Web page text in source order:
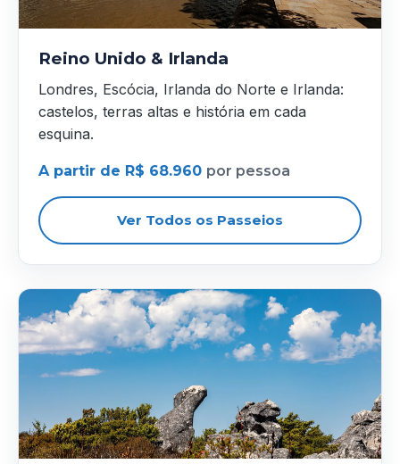
Reino Unido & Irlanda
Londres, Escócia, Irlanda do Norte e Irlanda:
castelos, terras altas e história em cada
esquina.
A partir de R$ 68.960 por pessoa
Ver Todos os Passeios